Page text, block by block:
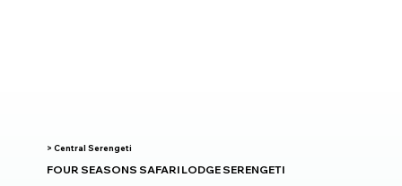
> Central Serengeti
FOUR SEASONS SAFARI LODGE SERENGETI